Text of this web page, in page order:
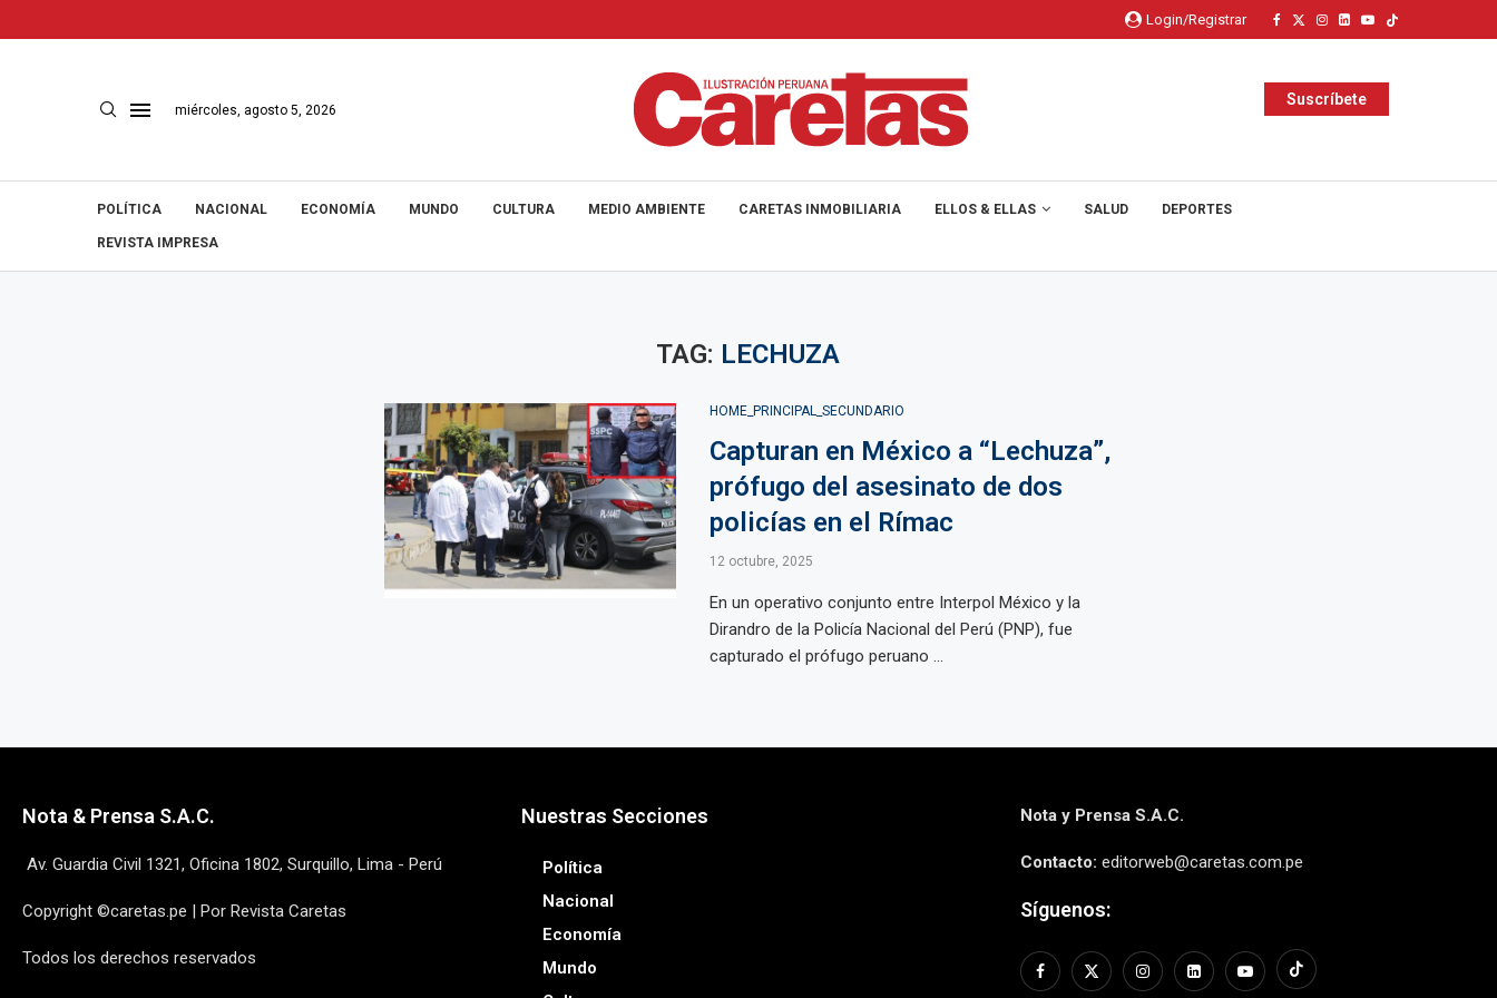
Login/Registrar
miércoles, agosto 5, 2026
Suscríbete
POLÍTICA NACIONAL ECONOMÍA MUNDO CULTURA MEDIO AMBIENTE CARETAS INMOBILIARIA ELLOS & ELLAS SALUD DEPORTES
REVISTA IMPRESA
TAG: LECHUZA
HOME_PRINCIPAL_SECUNDARIO
Capturan en México a “Lechuza”,
prófugo del asesinato de dos
policías en el Rímac
12 octubre, 2025
En un operativo conjunto entre Interpol México y la
Dirandro de la Policía Nacional del Perú (PNP), fue
capturado el prófugo peruano ...
Nota & Prensa S.A.C.
Av. Guardia Civil 1321, Oficina 1802, Surquillo, Lima - Perú
Copyright ©caretas.pe | Por Revista Caretas
Todos los derechos reservados
Nuestras Secciones
Política
Nacional
Economía
Mundo
Nota y Prensa S.A.C.
Contacto: editorweb@caretas.com.pe
Síguenos: